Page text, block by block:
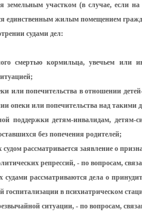
земельным участком (в случае, если
единственным жилым помещением
судами дел:
смертью кормильца, увечьем или
или попечительства в отношении
опеки или попечительства над такими
поддержки детям-инвалидам,
без попечения родителей;
рассматривается заявление о
репрессий, - по вопросам,
рассматриваются дела о
госпитализации в психиатрическом
ситуации, - по вопросам,